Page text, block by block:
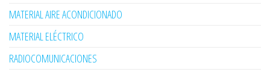
MATERIAL AIRE ACONDICIONADO
MATERIAL ELÉCTRICO
RADIOCOMUNICACIONES